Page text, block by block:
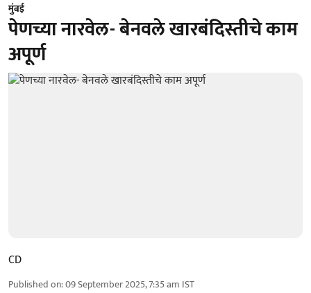
मुंबई
पेणच्या नारवेल- बेनवले खारबंदिस्तीचे काम
अपूर्ण
CD
Published on:09 September 2025, 7:35 am IST